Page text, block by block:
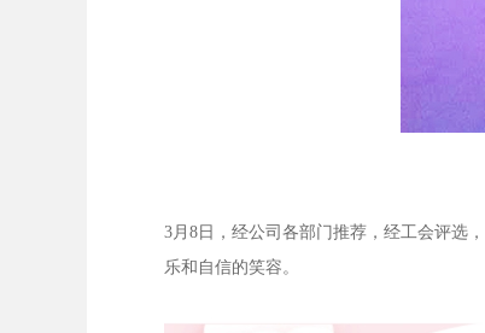
3月 8 日，经公司各部门推荐，经工会评选，
乐和自信的笑容。